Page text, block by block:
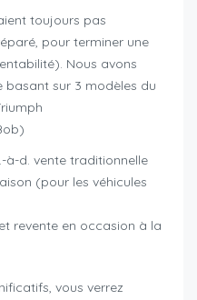
toujours pas
pour terminer une
Nous avons
basant sur 3 modèles du
à-d. vente traditionnelle
(pour les véhicules
revente en occasion à la
vous verrez